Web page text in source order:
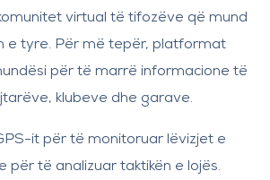
virtual të tifozëve që mund
e tyre. Për më tepër, platformat
për të marrë informacione të
klubeve dhe garave.
it për të monitoruar lëvizjet e
për të analizuar taktikën e lojës.